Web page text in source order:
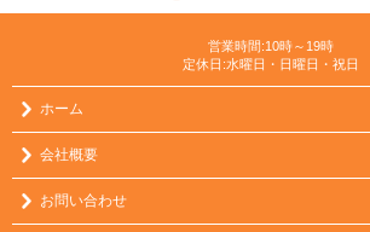
営業時間:10時～19時
定休日:水曜日・日曜日・祝日
ホーム
会社概要
お問い合わせ